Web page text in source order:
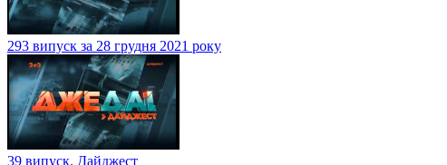
293 випуск за 28 грудня 2021 року
39 випуск. Дайджест